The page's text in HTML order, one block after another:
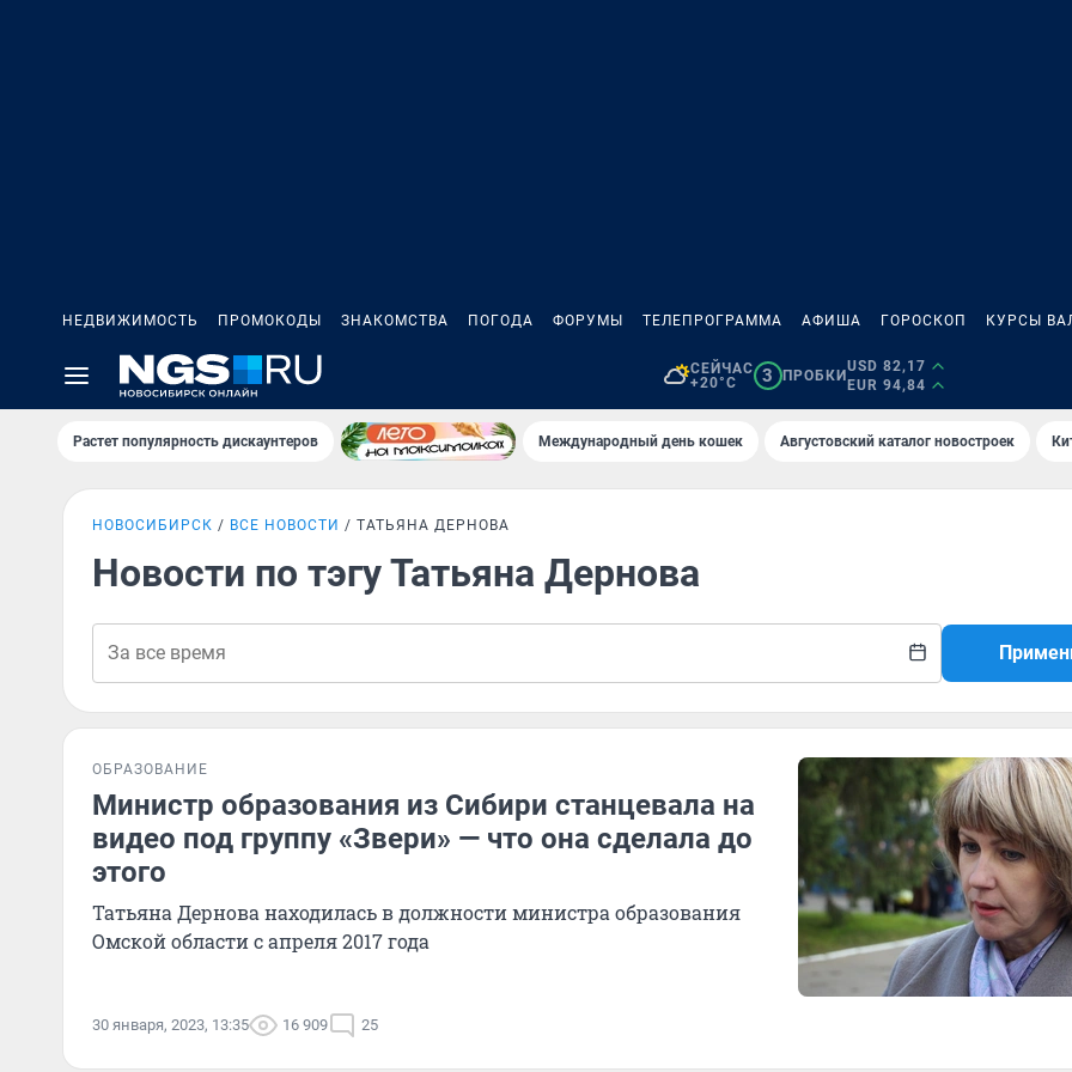
НЕДВИЖИМОСТЬ ПРОМОКОДЫ ЗНАКОМСТВА ПОГОДА ФОРУМЫ ТЕЛЕПРОГРАММА АФИША ГОРОСКОП КУРСЫ
СЕЙЧАС
+20°C
3 ПРОБКИ
USD 82,17
EUR 94,84
Растет популярность дискаунтеров Международный день кошек Августовский каталог новостроек
НОВОСИБИРСК ВСЕ НОВОСТИ ТАТЬЯНА ДЕРНОВА
Новости по тэгу Татьяна Дернова
ОБРАЗОВАНИЕ
Министр образования из Сибири станцевала на
видео под группу «Звери» — что она сделала до
этого
Татьяна Дернова находилась в должности министра образования
Омской области с апреля 2017 года
30 января, 2023, 13:35 16 909 25